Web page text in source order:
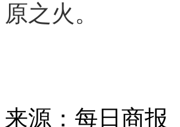
原之火。
来源：每日商报